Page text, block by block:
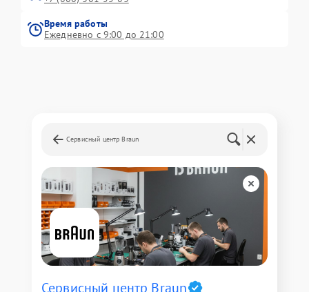
Время работы
Ежедневно с 9:00 до 21:00
Сервисный центр Braun
Сервисный центр Braun